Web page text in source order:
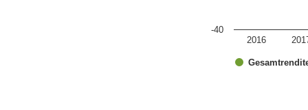
2016
-40